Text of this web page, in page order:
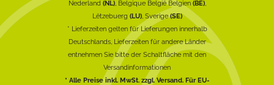
Nederland (NL), Belgique België Belgien (BE),
Lëtzebuerg (LU), Sverige(SE)
* Lieferzeiten gelten für Lieferungen innerhalb
Deutschlands, Lieferzeiten für andere Länder
entnehmen Sie bitte der Schaltfläche mit den
Versandinformationen
* Alle Preise inkl. MwSt. zzgl. Versand. Für EU-